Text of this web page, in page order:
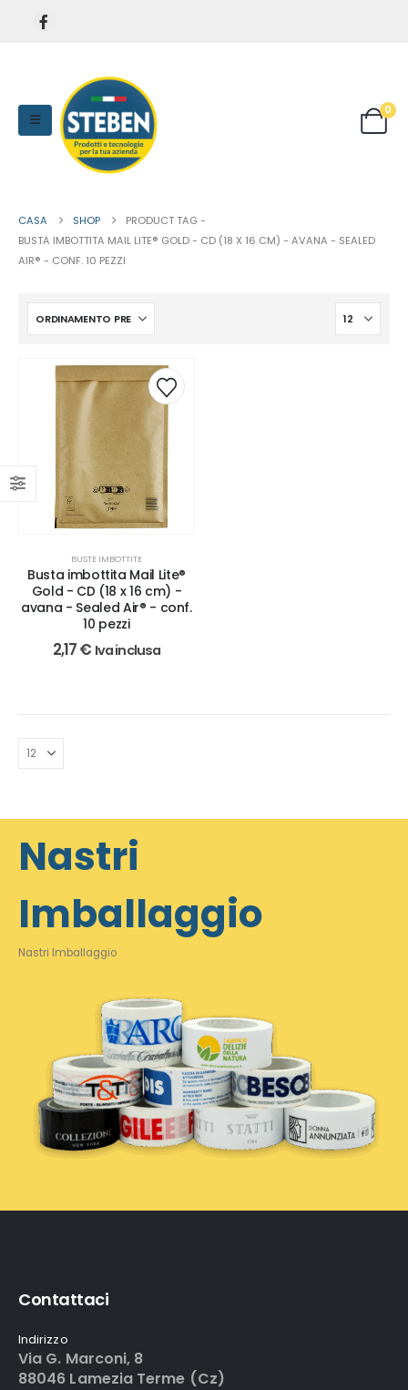
0
CASA SHOP
PRODUCT TAG -
BUSTA IMBOTTITA MAIL LITE® GOLD - CD (18 X 16 CM) - AVANA - SEALED
AIR® - CONF. 10 PEZZI
BUSTE IMBOTTITE
Busta imbottita Mail Lite®
Gold - CD (18 x 16 cm) -
avana - Sealed Air® - conf.
10 pezzi
2,17€ Iva inclusa
Nastri
Imballaggio
Nastri Imballaggio
Contattaci
Indirizzo
Via G. Marconi, 8
88046 Lamezia Terme (Cz)